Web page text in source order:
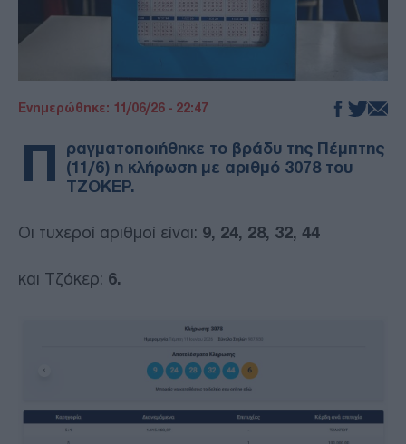
Ενημερώθηκε: 11/06/26 - 22:47
Π
ραγματοποιήθηκε το βράδυ της Πέμπτης
(11/6) η κλήρωση με αριθμό 3078 του
ΤΖΟΚΕΡ.
Οι τυχεροί αριθμοί είναι: 9, 24, 28, 32, 44
και Τζόκερ: 6.